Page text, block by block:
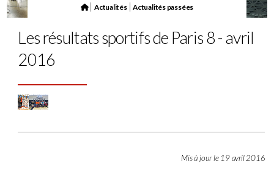
Actualités |Actualités passées
Les résultats sportifs de Paris 8 - avril
2016
Mis à jour le 19 avril 2016